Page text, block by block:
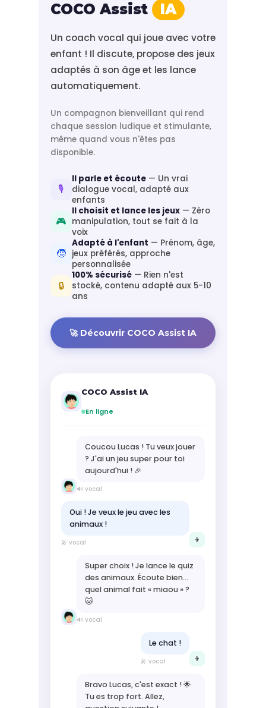
COCO Assist IA
Un coach vocal qui joue avec votre
enfant ! Il discute, propose des jeux
adaptés à son âge et les lance
automatiquement.
Un compagnon bienveillant qui rend
chaque session ludique et stimulante,
même quand vous n'êtes pas
disponible.
🎙️
Il parle et écoute— Un vrai
dialogue vocal, adapté aux
enfants
🎮
Il choisit et lance les jeux— Zéro
manipulation, tout se fait à la
voix
🧒
Adapté à l'enfant — Prénom, âge,
jeux préférés, approche
personnalisée
🔒
100% sécurisé— Rien n'est
stocké, contenu adapté aux 5-10
ans
🚀 Découvrir COCO Assist IA
COCO Assist IA
En ligne
Coucou Lucas ! Tu veux jouer
? J'ai un jeu super pour toi
aujourd'hui ! 🎉
🔊 vocal
👦
Oui ! Je veux le jeu avec les
animaux !
🎤 vocal
Super choix ! Je lance le quiz
des animaux. Écoute bien…
quel animal fait « miaou » ?
🐱
🔊 vocal
👦
Le chat !
🎤 vocal
Bravo Lucas, c'est exact ! 🌟
Tu es trop fort. Allez,